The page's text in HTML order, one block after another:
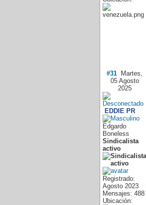
#31 Martes,
05 Agosto
2025
EDDIE PR
Edgardo
Boneless
Sindicalista
activo
Registrado:
Agosto 2023
Mensajes: 488
Ubicación: